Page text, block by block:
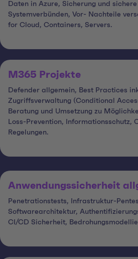
Daten in Azure, Sicherung und
Systemverbünden, Vor- Nachteile
for Cloud, Containers, Servers.
M365 Projekte
Defender allgemein, Best Practices
Zugriffsverwaltung (Conditional
Beratung und Umsetzung zu
Loss-Prevention, Informationsschutz,
Regelungen.
Anwendungssicherheit
Penetrationstests, Infrastruktur-
Softwarearchitektur,
CI/CD Sicherheit,